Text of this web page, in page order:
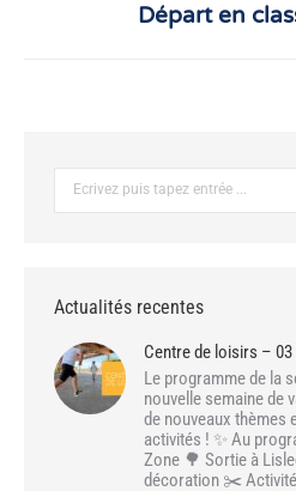
Départ en
Actualités recentes
Centre de loisirs – 03
Le programme de la
nouvelle semaine de
de nouveaux thèmes
activités ! ✨ Au
Zone 🌳 Sortie à
décoration ✂️